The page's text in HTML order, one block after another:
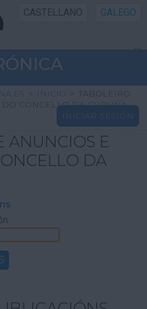
CASTELLANO GALEGO
SEDE
PÚBLICA
CIDADÁN
> INICIO > TABOLEIRO
CONCELLO DA CORUÑA
INICIAR SESIÓN
ANUNCIOS E
DA